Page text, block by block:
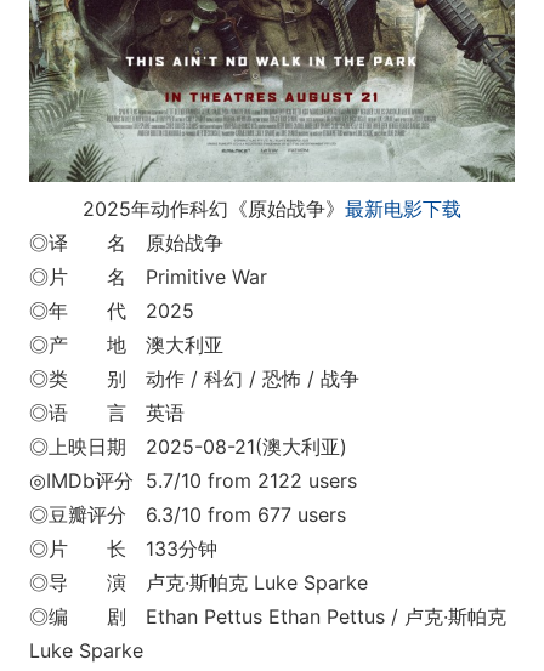
2025年动作科幻《原始战争》 最新电影下载
◎译 名 原始战争
◎片 名 Primitive War
◎年 代 2025
◎产 地 澳大利亚
◎类 别 动作 / 科幻 / 恐怖 / 战争
◎语 言 英语
◎上映日期 2025-08-21(澳大利亚)
◎IMDb评分 5.7/10 from 2122 users
◎豆瓣评分 6.3/10 from 677 users
◎片 长 133分钟
◎导 演 卢克·斯帕克 Luke Sparke
◎编 剧 Ethan Pettus Ethan Pettus / 卢克·斯帕克
Luke Sparke